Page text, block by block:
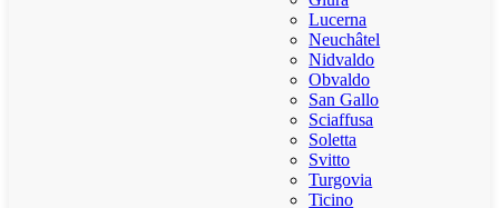
Lucerna
Neuchâtel
Nidvaldo
Obvaldo
San Gallo
Sciaffusa
Soletta
Svitto
Turgovia
Ticino